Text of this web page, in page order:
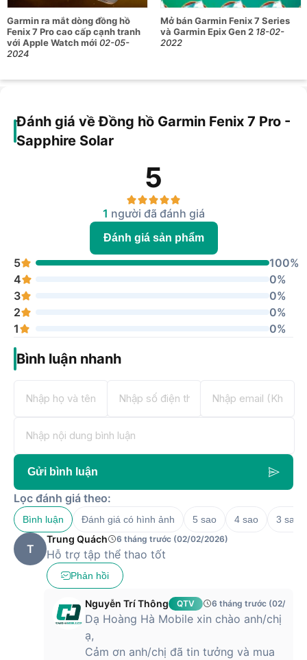
Ngoài những tính năng trên, Garmin còn trang bị rất nhiều
tính năng khác như bản đồ, định vị phương hướng,... Bên
cạnh đó, người dùng có thể cài đặt những bài hát trên
Spotify, Amazon,... để có thể thư giãn trong lúc luyện tập.
Garmin ra mắt dòng đồng hồ
Fenix 7 Pro cao cấp cạnh tranh
với Apple Watch mới 02-05-
2024
Mở bán Garmin Fenix 7 Series
và Garmin Epix Gen 2 18-02-
2022
Đánh giá về Đồng hồ Garmin Fenix 7 Pro -
Sapphire Solar
5
1 người đã đánh giá
Đánh giá sản phẩm
5
100%
4
0%
3
0%
2
0%
1
0%
Bình luận nhanh
Gửi bình luận
Lọc đánh giá theo:
Bình luận Đánh giá có hình ảnh 5 sao 4 sao 3 sao
T
Trung Quách 6 tháng trước (02/02/2026)
Hỗ trợ tập thể thao tốt
Phản hồi
Nguyễn Trí Thông QTV 6 tháng trước (02/02/
Dạ Hoàng Hà Mobile xin chào anh/chị
ạ,
Cảm ơn anh/chị đã tin tưởng và mua